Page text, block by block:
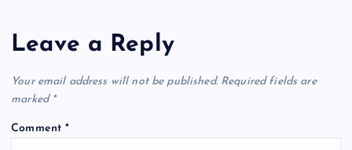
a
v
i
Leave a Reply
Your email address will not be published. Required fields are
marked *
Comment*